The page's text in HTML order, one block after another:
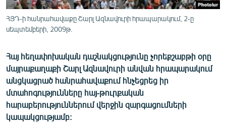
ԱՐԽԻՎ
ԲԱՆԱՎԵՃ
ՁԳՏԵԼՈՎ ԼԱՎԱԳՈՒՅՆԻՆ
ՓՈԴՔԱՍԹ
ՀՅԴ-ի հանրահավաքը Շարլ Ազնավուրի հրապարակում, 2-ը
սեպտեմբերի, 2009թ.
Հայ հեղափոխական դաշնակցությունը չորեքշաբթի օրը
մայրաքաղաքի Շարլ Ազնավուրի անվան հրապարակում
անցկացրած հանրահավաքում հնչեցրեց իր
մտահոգությունները հայ-թուրքական
հարաբերություններում վերջին զարգացումների
կապակցությամբ: